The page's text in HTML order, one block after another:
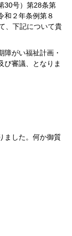
30号）第28条第
和２年条例第８
、下記について貴
障がい福祉計画・
び審議、となりま
ました。何か御質